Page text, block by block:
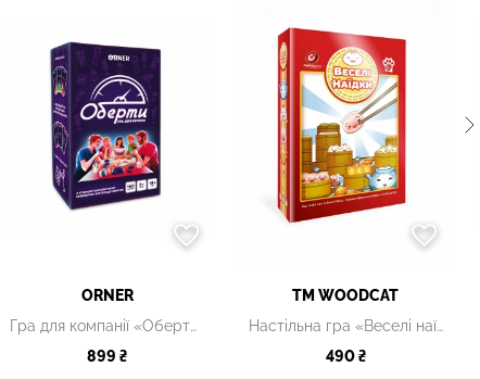
ORNER
Гра для компанії «Оберти»
899 ₴
ТМ WOODCAT
Настільна гра «Веселі наїдки»
490 ₴